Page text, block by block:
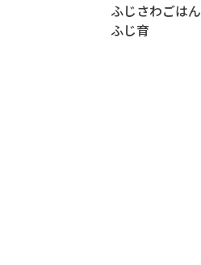
ふじさわごはん
ふじ育